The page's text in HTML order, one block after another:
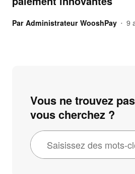
Par Administrateur WooshPay • 9
Vous ne trouvez
vous cherchez ?